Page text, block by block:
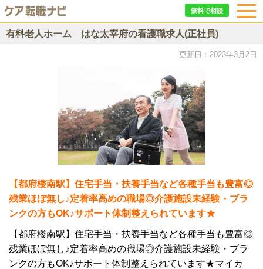
無料で相談
有料老人ホーム はな太宰府の看護職求人(正社員)
更新日：2023年3月2日
【都府楼南駅】住宅手当・扶養手当など各種手当も豊富◎
残業ほぼ無し♪定着率高めの職場◎介護施設未経験・ブラ
ンクの方もOK♪サポート体制整えられています★
【都府楼南駅】住宅手当・扶養手当など各種手当も豊富◎
残業ほぼ無し♪定着率高めの職場◎介護施設未経験・ブラ
ンクの方もOK♪サポート体制整えられています★マイカ